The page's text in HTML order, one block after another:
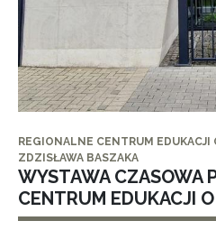
REGIONALNE CENTRUM EDUKACJI
ZDZISŁAWA BASZAKA
WYSTAWA CZASOWA
CENTRUM EDUKACJI